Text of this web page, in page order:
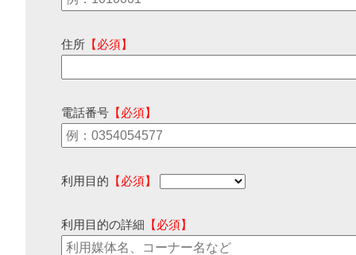
住所 【必須】
電話番号 【必須】
利用目的 【必須】
利用目的の詳細 【必須】